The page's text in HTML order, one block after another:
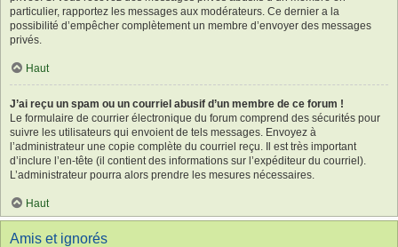
particulier, rapportez les messages aux modérateurs. Ce dernier a la
possibilité d’empêcher complètement un membre d’envoyer des messages
privés.
Haut
J’ai reçu un spam ou un courriel abusif d’un membre de ce forum !
Le formulaire de courrier électronique du forum comprend des sécurités pour
suivre les utilisateurs qui envoient de tels messages. Envoyez à
l’administrateur une copie complète du courriel reçu. Il est très important
d’inclure l’en-tête (il contient des informations sur l’expéditeur du courriel).
L’administrateur pourra alors prendre les mesures nécessaires.
Haut
Amis et ignorés